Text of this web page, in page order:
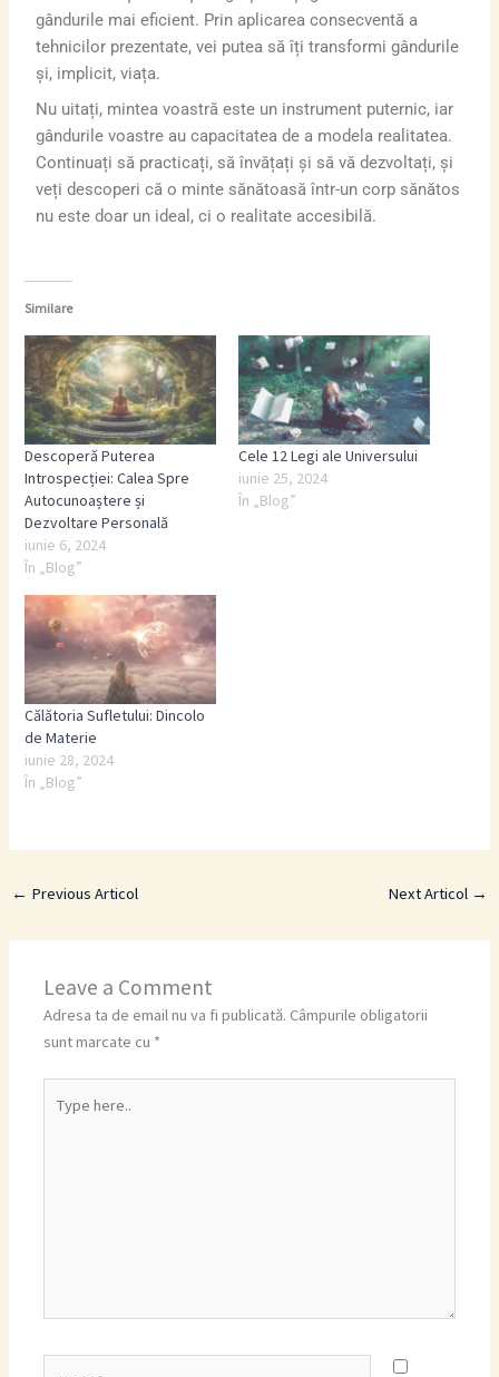
gândurile mai eficient. Prin aplicarea consecventă a
tehnicilor prezentate, vei putea să îți transformi gândurile
și, implicit, viața.
Nu uitați, mintea voastră este un instrument puternic, iar
gândurile voastre au capacitatea de a modela realitatea.
Continuați să practicați, să învățați și să vă dezvoltați, și
veți descoperi că o minte sănătoasă într-un corp sănătos
nu este doar un ideal, ci o realitate accesibilă.
Similare
Descoperă Puterea
Introspecției: Calea Spre
Autocunoaștere și
Dezvoltare Personală
iunie 6, 2024
În „Blog”
Cele 12 Legi ale Universului
iunie 25, 2024
În „Blog”
Călătoria Sufletului: Dincolo
de Materie
iunie 28, 2024
În „Blog”
← Previous Articol Next Articol →
Leave a Comment
Adresa ta de email nu va fi publicată. Câmpurile obligatorii
sunt marcate cu *
here..